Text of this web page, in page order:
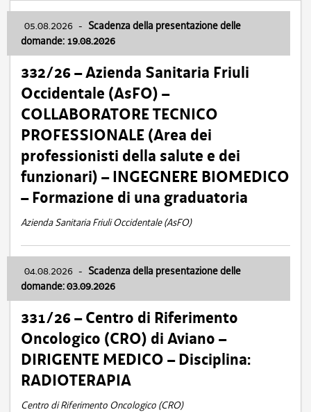
05.08.2026 - Scadenza della presentazione delle
domande: 19.08.2026
332/26 – Azienda Sanitaria Friuli
Occidentale (AsFO) –
COLLABORATORE TECNICO
PROFESSIONALE (Area dei
professionisti della salute e dei
funzionari) – INGEGNERE BIOMEDICO
– Formazione di una graduatoria
Azienda Sanitaria Friuli Occidentale (AsFO)
04.08.2026 - Scadenza della presentazione delle
domande: 03.09.2026
331/26 – Centro di Riferimento
Oncologico (CRO) di Aviano –
DIRIGENTE MEDICO – Disciplina:
RADIOTERAPIA
Centro di Riferimento Oncologico (CRO)